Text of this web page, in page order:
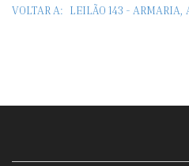
VOLTAR A: LEILÃO 143 - ARMARIA,